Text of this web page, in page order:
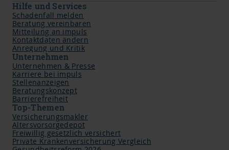
Hilfe und Services
Schadenfall melden
Beratung vereinbaren
Mitteilung an impuls
Kontaktdaten ändern
Anregung und Kritik
Unternehmen
Unternehmen & Presse
Karriere bei impuls
Stellenanzeigen
Beratungskonzept
Barrierefreiheit
Top-Themen
Versicherungsmakler
Altersvorsorgedepot
Freiwillig gesetzlich versichert
Private Krankenversicherung Vergleich